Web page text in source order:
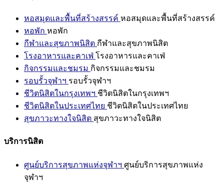
หอสมุดและพื้นที่สร้างสรรค์ หอสมุดและพื้นที่สร้างสรรค์
หอพัก หอพัก
กีฬาและสุขภาพนิสิต กีฬาและสุขภาพนิสิต
โรงอาหารและคาเฟ่ โรงอาหารและคาเฟ่
กิจกรรมและชมรม กิจกรรมและชมรม
รอบรั้วจุฬาฯ รอบรั้วจุฬาฯ
ชีวิตนิสิตในกรุงเทพฯ ชีวิตนิสิตในกรุงเทพฯ
ชีวิตนิสิตในประเทศไทย ชีวิตนิสิตในประเทศไทย
สุขภาวะทางใจนิสิต สุขภาวะทางใจนิสิต
บริการนิสิต
ศูนย์บริการสุขภาพแห่งจุฬาฯ ศูนย์บริการสุขภาพแห่ง
จุฬาฯ